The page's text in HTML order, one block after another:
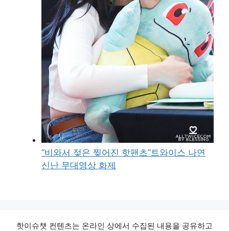
“비와서 젖은 찢어진 핫팬츠”트와이스 나연
신난 무대영상 화제
핫이슈챗 컨텐츠는 온라인 상에서 수집된 내용을 공유하고